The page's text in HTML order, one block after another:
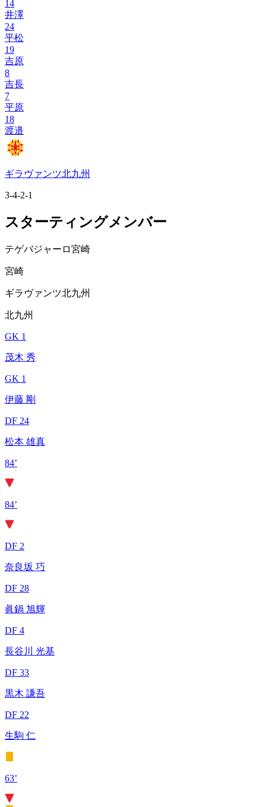
14
井澤
24
平松
19
吉原
8
吉長
7
平原
18
渡邉
ギラヴァンツ北九州
3-4-2-1
スターティングメンバー
テゲバジャーロ宮崎
宮崎
ギラヴァンツ北九州
北九州
GK 1
茂木 秀
GK 1
伊藤 剛
DF 24
松本 雄真
84’
84’
DF 2
奈良坂 巧
DF 28
眞鍋 旭輝
DF 4
長谷川 光基
DF 33
黒木 謙吾
DF 22
生駒 仁
63’